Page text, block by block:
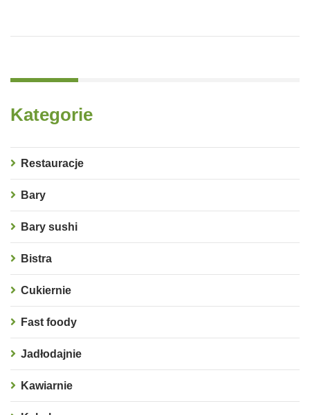
Kategorie
Restauracje
Bary
Bary sushi
Bistra
Cukiernie
Fast foody
Jadłodajnie
Kawiarnie